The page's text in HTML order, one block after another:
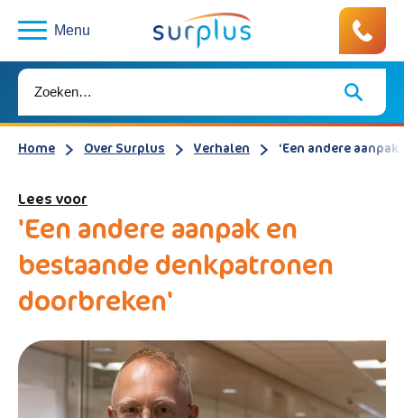
Menu
Home Over Surplus Verhalen ‘Een andere
Lees voor
'Een andere aanpak en
bestaande denkpatronen
doorbreken'